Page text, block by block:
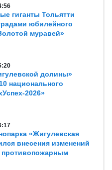
гиганты Тольятти
юбилейного
муравей»
долины»
национального
2026»
«Жигулевская
внесения изменений
противопожарным